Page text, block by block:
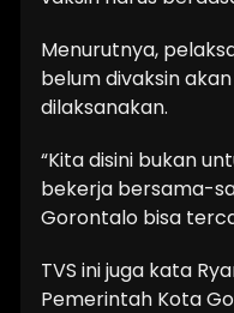
Menurutnya,
belum divaksin
dilaksanakan.
“Kita disini bukan
bekerja bersama-
Gorontalo bisa
TVS ini juga kata
Pemerintah Kota